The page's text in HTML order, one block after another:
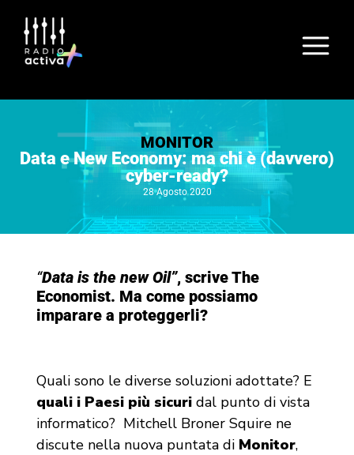
MONITOR
Data e New Economy: ma chi è (davvero)
cyber-ready?
28 Agosto 2020
“Data is the new Oil”, scrive The
Economist. Ma come possiamo
imparare a proteggerli?
Quali sono le diverse soluzioni adottate? E
quali i Paesi più sicuridal punto di vista
informatico? Mitchell Broner Squire ne
discute nella nuova puntata di Monitor,